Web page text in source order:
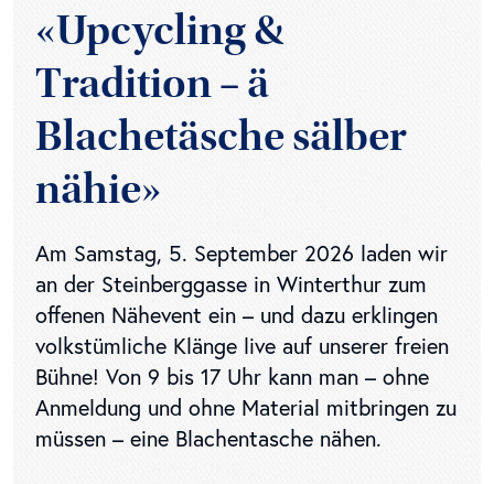
«Upcycling &
Tradition – ä
Blachetäsche sälber
nähie»
Am Samstag, 5. September 2026 laden wir
an der Steinberggasse in Winterthur zum
offenen Nähevent ein – und dazu erklingen
volkstümliche Klänge live auf unserer freien
Bühne! Von 9 bis 17 Uhr kann man – ohne
Anmeldung und ohne Material mitbringen zu
müssen – eine Blachentasche nähen.